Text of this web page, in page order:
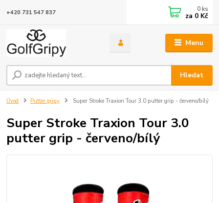
Menu
Hledat
+420 731 547 837 0 ks
za 0 Kč
Úvod Putter gripy Super Stroke Traxion Tour 3.0 putter grip - červeno/bílý
Super Stroke Traxion Tour 3.0
putter grip - červeno/bílý